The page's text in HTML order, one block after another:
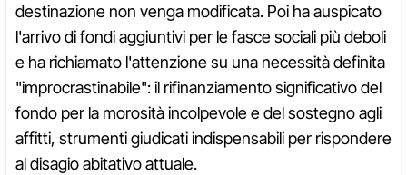
destinazione non venga modificata. Poi ha auspicato
l'arrivo di fondi aggiuntivi per le fasce sociali più deboli
e ha richiamato l'attenzione su una necessità definita
"improcrastinabile": il rifinanziamento significativo del
fondo per la morosità incolpevole e del sostegno agli
affitti, strumenti giudicati indispensabili per rispondere
al disagio abitativo attuale.